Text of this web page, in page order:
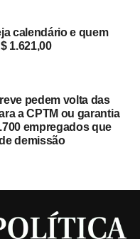
calendário e quem
1.621,00
pedem volta das
a CPTM ou garantia
empregados que
demissão